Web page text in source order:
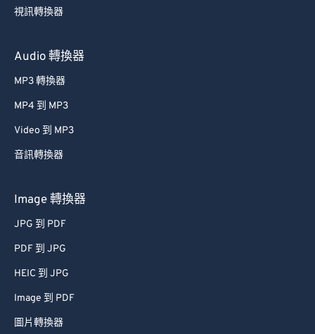
視訊轉換器
Audio 轉換器
MP3 轉換器
MP4 到 MP3
Video 到 MP3
音訊轉換器
Image 轉換器
JPG 到 PDF
PDF 到 JPG
HEIC 到 JPG
Image 到 PDF
圖片轉換器